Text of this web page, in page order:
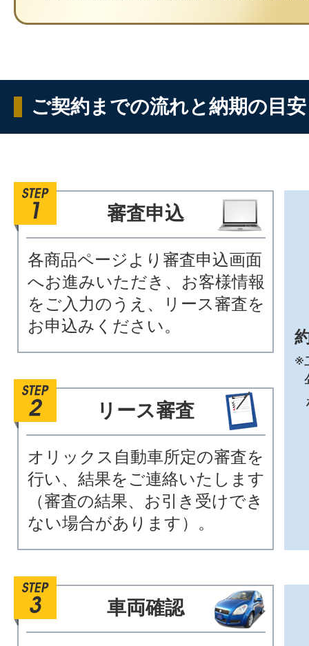
ご契約までの流れと納期の目安
審査申込
各商品ページより審査申込画面
へお進みいただき、お客様情報
をご入力のうえ、リース審査を
お申込みください。
リース審査
オリックス自動車所定の審査を
行い、結果をご連絡いたします
（審査の結果、お引き受けでき
ない場合があります）。
車両確認
※